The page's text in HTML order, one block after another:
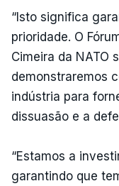
“Isto significa
prioridade. O
Cimeira da NATO
demonstraremos
indústria para
dissuasão e a
“Estamos a
garantindo que